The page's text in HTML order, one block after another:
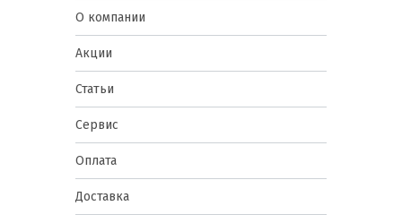
О компании
Акции
Статьи
Сервис
Оплата
Доставка